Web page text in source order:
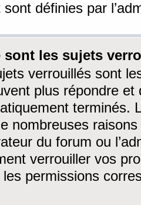
sont définies par
sont les sujets
verrouillés sont
plus répondre
terminés.
nombreuses
du forum ou
verrouiller vos
les permissions